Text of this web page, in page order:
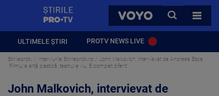
VOYO
CAUTA
TOATE
ULTIMELE ȘTIRI PROTV NEWS LIVE
Stirileprotv Interviurile Stirileprotv.ro
John Malkovich, intervievat de Andreea Esca:
"Filmul e artă plastică, teatrul e viu. E complet diferit"
John Malkovich, intervievat de